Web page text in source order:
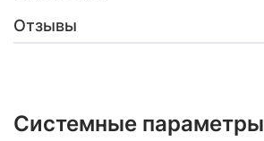
Отзывы
Системные параметры